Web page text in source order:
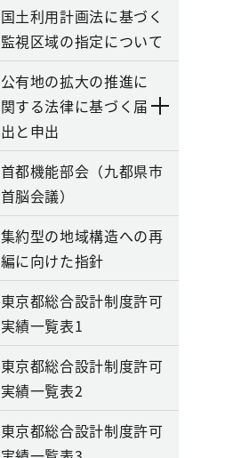
国土利用計画法に基づく
監視区域の指定について
公有地の拡大の推進に
関する法律に基づく届
出と申出
首都機能部会（九都県市
首脳会議）
集約型の地域構造への再
編に向けた指針
東京都総合設計制度許可
実績一覧表1
東京都総合設計制度許可
実績一覧表2
東京都総合設計制度許可